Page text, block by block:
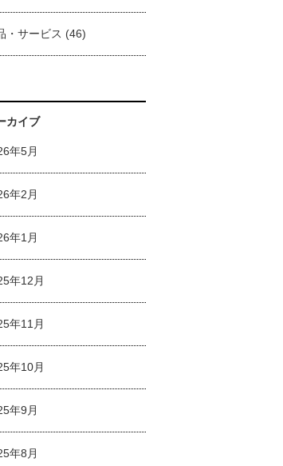
・サービス (46)
カイブ
年5月
年2月
年1月
年12月
年11月
年10月
年9月
年8月